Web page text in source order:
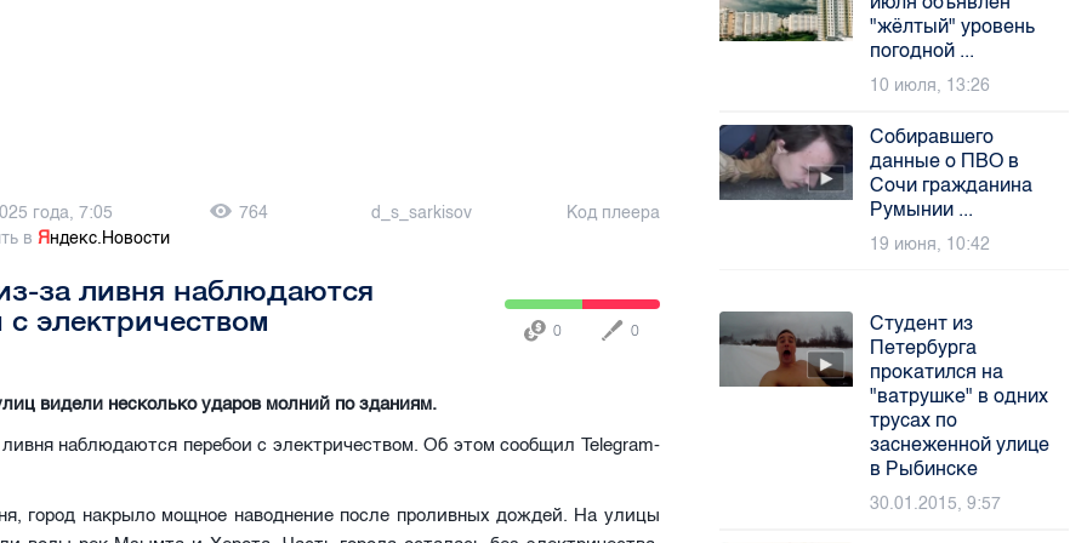
года, 7:05 764 d_s_sarkisov
Код плеера
вЯндекс.Новости
за ливня наблюдаются
с электричеством
0 0
видели несколько ударов молний по зданиям.
наблюдаются перебои с электричеством. Об этом сообщил Telegram-
город накрыло мощное наводнение после проливных дождей. На улицы
"жёлтый" уровень
погодной ...
10 июля, 13:26
Собиравшего
данные о ПВО в
Сочи гражданина
Румынии ...
19 июня, 10:42
Студент из
Петербурга
прокатился на
"ватрушке" в одних
трусах по
заснеженной улице
в Рыбинске
30.01.2015, 9:57